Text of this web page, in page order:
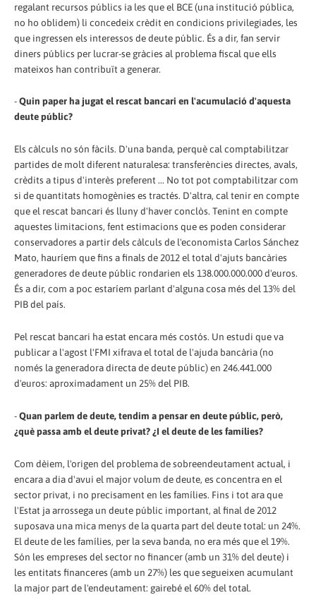
regalant recursos públics ia les que el BCE (una institució pública,
no ho oblidem) li concedeix crèdit en condicions privilegiades, les
que ingressen els interessos de deute públic. És a dir, fan servir
diners públics per lucrar-se gràcies al problema fiscal que ells
mateixos han contribuït a generar.
-Quin paper ha jugat el rescat bancari en l'acumulació d'aquesta
deute públic?
Els càlculs no són fàcils. D'una banda, perquè cal comptabilitzar
partides de molt diferent naturalesa: transferències directes, avals,
crèdits a tipus d'interès preferent ... No tot pot comptabilitzar com
si de quantitats homogènies es tractés. D'altra, cal tenir en compte
que el rescat bancari és lluny d'haver conclòs. Tenint en compte
aquestes limitacions, fent estimacions que es poden considerar
conservadores a partir dels càlculs de l'economista Carlos Sánchez
Mato, hauríem que fins a finals de 2012 el total d'ajuts bancàries
generadores de deute públic rondarien els 138.000.000.000 d'euros.
És a dir, com a poc estaríem parlant d'alguna cosa més del 13% del
PIB del país.
Pel rescat bancari ha estat encara més costós. Un estudi que va
publicar a l'agost l'FMI xifrava el total de l'ajuda bancària (no
només la generadora directa de deute públic) en 246.441.000
d'euros: aproximadament un 25% del PIB.
-Quan parlem de deute, tendim a pensar en deute públic, però,
¿què passa amb el deute privat? ¿I el deute de les famílies?
Com dèiem, l'origen del problema de sobreendeutament actual, i
encara a dia d'avui el major volum de deute, es concentra en el
sector privat, i no precisament en les famílies. Fins i tot ara que
l'Estat ja arrossega un deute públic important, al final de 2012
suposava una mica menys de la quarta part del deute total: un 24%.
El deute de les famílies, per la seva banda, no era més que el 19%.
Són les empreses del sector no financer (amb un 31% del deute) i
les entitats financeres (amb un 27%) les que segueixen acumulant
la major part de l'endeutament: gairebé el 60% del total.